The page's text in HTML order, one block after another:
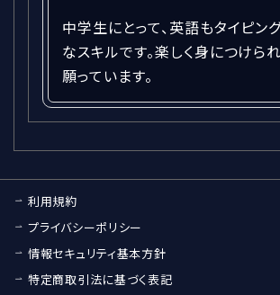
中学生にとって、英語もタイピン
なスキルです。楽しく身につけら
願っています。
利用規約
プライバシーポリシー
情報セキュリティ基本方針
特定商取引法に基づく表記